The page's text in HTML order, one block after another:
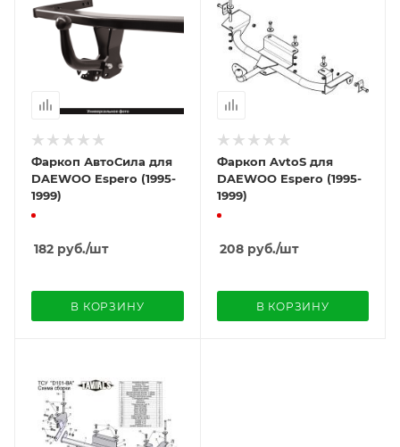
Фаркоп АвтоСила для
DAEWOO Espero (1995-
1999)
182 руб./шт
В КОРЗИНУ
Фаркоп AvtoS для
DAEWOO Espero (1995-
1999)
208руб./шт
В КОРЗИНУ